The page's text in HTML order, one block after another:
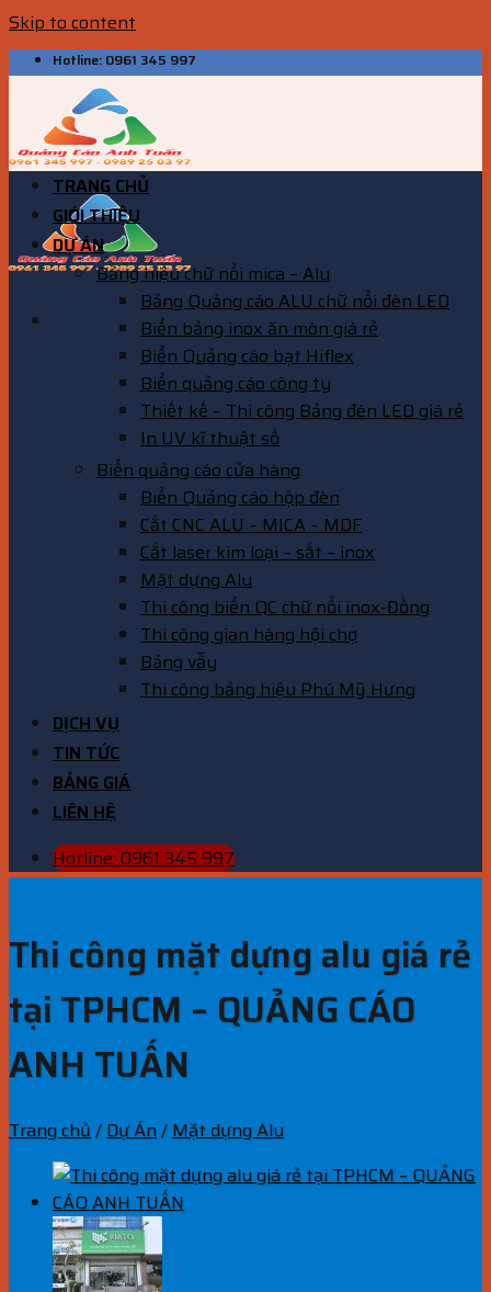
Skip to content
Hotline: 0961 345 997
TRANG CHỦ
GIỚI THIỆU
DỰ ÁN
Bảng hiệu chữ nổi mica – Alu
Bảng Quảng cáo ALU chữ nổi đèn LED
Biển bảng inox ăn mòn giá rẻ
Biển Quảng cáo bạt Hiflex
Biển quảng cáo công ty
Thiết kế – Thi công Bảng đèn LED giá rẻ
In UV kĩ thuật số
Biển quảng cáo cửa hàng
Biển Quảng cáo hộp đèn
Cắt CNC ALU – MICA – MDF
Cắt laser kim loại – sắt – inox
Mặt dựng Alu
Thi công biển QC chữ nổi inox-Đồng
Thi công gian hàng hội chợ
Bảng vẫy
Thi công bảng hiệu Phú Mỹ Hưng
DỊCH VỤ
TIN TỨC
BẢNG GIÁ
LIÊN HỆ
Hotline: 0961 345 997
Thi công mặt dựng alu giá rẻ
tại TPHCM – QUẢNG CÁO
ANH TUẤN
Trang chủ / Dự Án/ Mặt dựng Alu